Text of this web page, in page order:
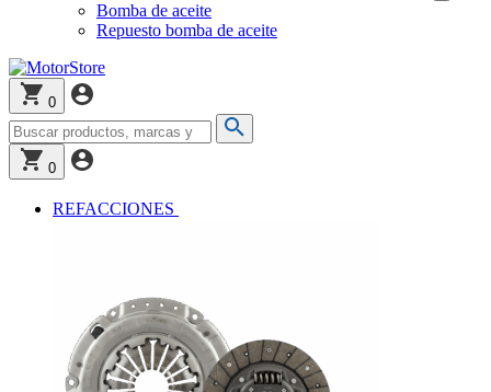
Bomba de aceite
Repuesto bomba de aceite
0
0
REFACCIONES